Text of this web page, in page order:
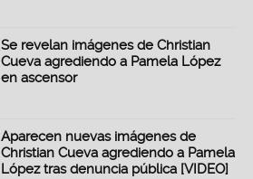
Se revelan imágenes de Christian
Cueva agrediendo a Pamela López
en ascensor
Aparecen nuevas imágenes de
Christian Cueva agrediendo a Pamela
López tras denuncia pública [VIDEO]